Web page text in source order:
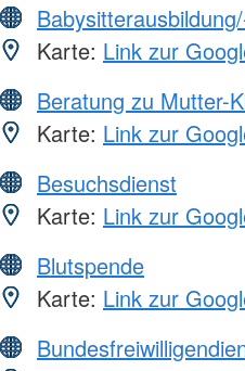
Karte: Link zur
Beratung zu Mutter-
Karte: Link zur
Besuchsdienst
Karte: Link zur
Blutspende
Karte: Link zur